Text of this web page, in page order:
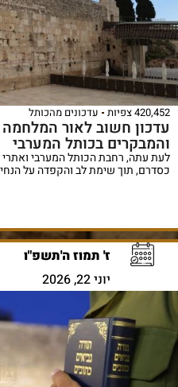
420,452 צפיות עדכונים מהכותל
עדכון חשוב לאור
והמבקרים בכותל המערבי
לעת עתה, רחבת הכותל המערבי ואתרי
כסדרם, תוך שימת לב והקפדה על
ז' תמוז ה'תשפ"ו
יוני 22, 2026